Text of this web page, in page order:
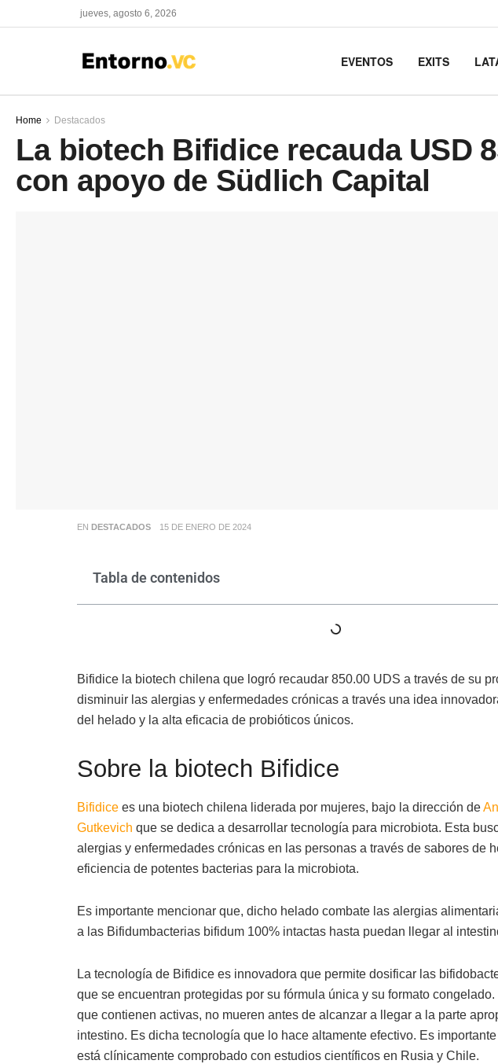
jueves, agosto 6, 2026
EVENTOS EXITS
Home Destacados
La biotech Bifidice recauda USD
con apoyo de Südlich Capital
EN DESTACADOS 15 DE ENERO DE 2024
Tabla de contenidos
Bifidice la biotech chilena que logró recaudar 850.00 UDS a través de su
disminuir las alergias y enfermedades crónicas a través una idea
del helado y la alta eficacia de probióticos únicos.
Sobre la biotech Bifidice
Bifidicees una biotech chilena liderada por mujeres, bajo la dirección de
Gutkevich que se dedica a desarrollar tecnología para microbiota. Esta
alergias y enfermedades crónicas en las personas a través de sabores de
eficiencia de potentes bacterias para la microbiota.
Es importante mencionar que, dicho helado combate las alergias
a las Bifidumbacterias bifidum 100% intactas hasta puedan llegar al
La tecnología de Bifidice es innovadora que permite dosificar las
que se encuentran protegidas por su fórmula única y su formato
que contienen activas, no mueren antes de alcanzar a llegar a la parte
intestino. Es dicha tecnología que lo hace altamente efectivo. Es
está clínicamente comprobado con estudios científicos en Rusia y Chile.